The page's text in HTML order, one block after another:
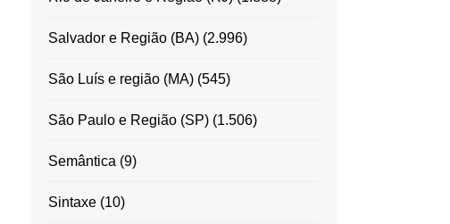
Salvador e Região (BA)(2.996)
São Luís e região (MA)(545)
São Paulo e Região (SP)(1.506)
Semântica (9)
Sintaxe(10)